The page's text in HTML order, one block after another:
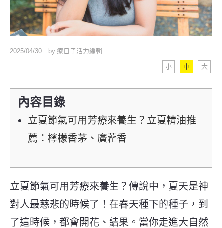
2025/04/30 by 療日子活力編輯
小 中 大
內容目錄
立夏節氣可用芳療來養生？立夏精油推
薦：檸檬香茅、廣藿香
立夏節氣可用芳療來養生？傳說中，夏天是神
對人最慈悲的時候了！在春天種下的種子，到
了這時候，都會開花、結果。當你走進大自然